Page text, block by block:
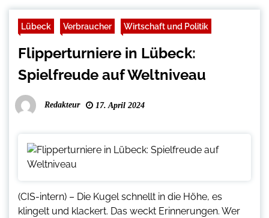
Lübeck Verbraucher Wirtschaft und Politik
Flipperturniere in Lübeck:
Spielfreude auf Weltniveau
Redakteur 17. April 2024
(CIS-intern) – Die Kugel schnellt in die Höhe, es
klingelt und klackert. Das weckt Erinnerungen. Wer